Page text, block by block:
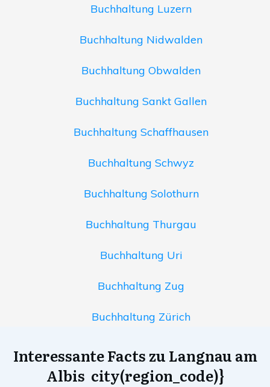
Buchhaltung Luzern
Buchhaltung Nidwalden
Buchhaltung Obwalden
Buchhaltung Sankt Gallen
Buchhaltung Schaffhausen
Buchhaltung Schwyz
Buchhaltung Solothurn
Buchhaltung Thurgau
Buchhaltung Uri
Buchhaltung Zug
Buchhaltung Zürich
Interessante Facts zu Langnau am
Albis city(region_code)}